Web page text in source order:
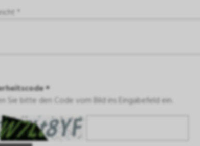
*
*
Sie bitte den Code vom Bild ins Eingabefeld ein.